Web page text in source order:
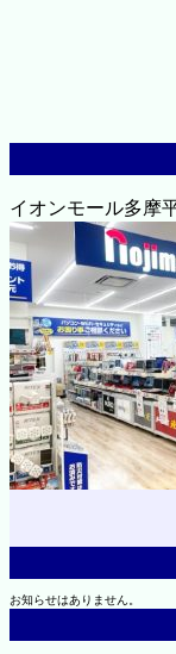
イオンモール多摩
お知らせはありません。